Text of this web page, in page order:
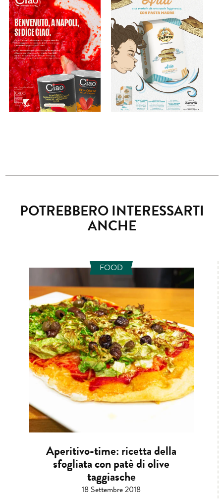
POTREBBERO INTERESSARTI
ANCHE
FOOD
Aperitivo-time: ricetta della
sfogliata con patè di olive
taggiasche
18 Settembre 2018